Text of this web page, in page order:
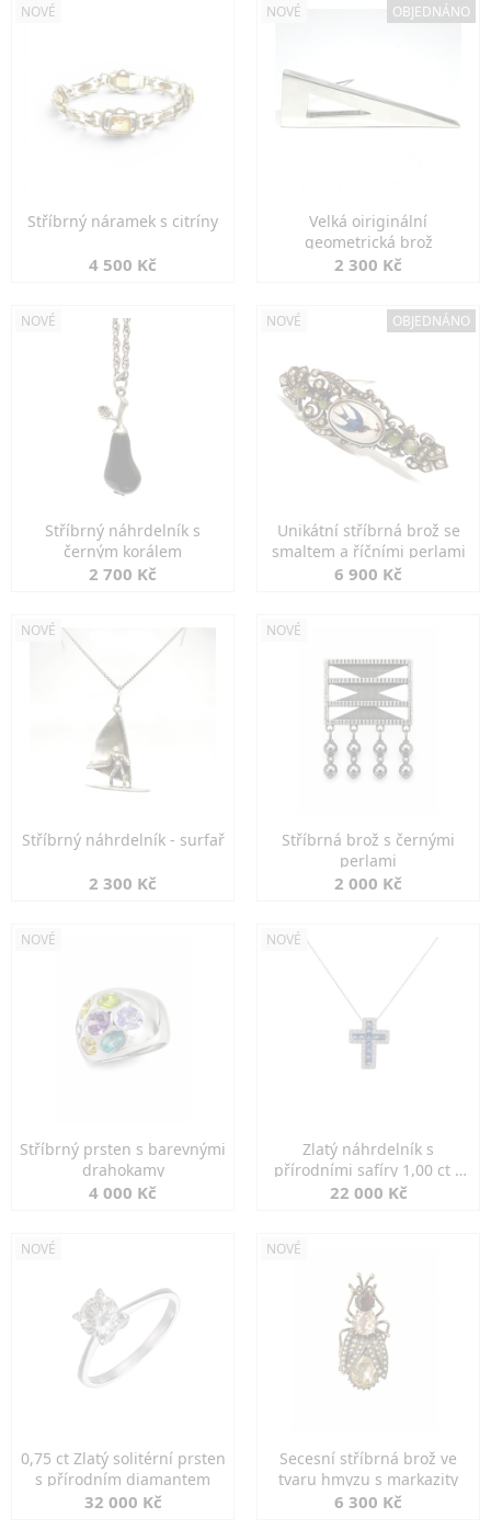
NOVÉ
Stříbrný náramek s citríny
4 500 Kč
NOVÉ OBJEDNÁNO
Velká oiriginální
geometrická brož
2 300 Kč
NOVÉ
Stříbrný náhrdelník s
černým korálem
2 700 Kč
NOVÉ OBJEDNÁNO
Unikátní stříbrná brož se
smaltem a říčními perlami
6 900 Kč
NOVÉ
Stříbrný náhrdelník - surfař
2 300 Kč
NOVÉ
Stříbrná brož s černými
perlami
2 000 Kč
NOVÉ
Stříbrný prsten s barevnými
drahokamy
4 000 Kč
NOVÉ
Zlatý náhrdelník s
přírodními safíry 1,00 ct a
diamanty
22 000 Kč
NOVÉ
0,75 ct Zlatý solitérní prsten
s přírodním diamantem
32 000 Kč
NOVÉ
Secesní stříbrná brož ve
tvaru hmyzu s markazity
6 300 Kč